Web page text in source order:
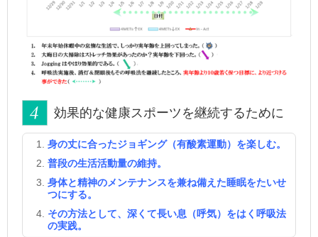
効果的な健康スポーツを継続するために
身の丈に合ったジョギング（有酸素運動）を楽しむ。
普段の生活活動量の維持。
身体と精神のメンテナンスを兼ね備えた睡眠をたいせ
つにする。
その方法として、深くて長い息（呼気）をはく呼吸法
の実践。